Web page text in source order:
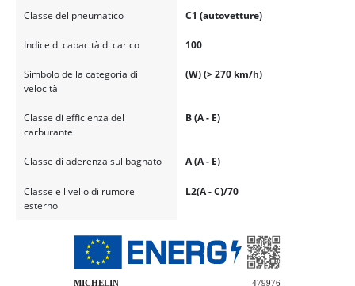
Classe del pneumatico C1 (autovetture)
Indice di capacità di carico 100
Simbolo della categoria di
velocità
(W) (> 270 km/h)
Classe di efficienza del
carburante
B (A - E)
Classe di aderenza sul bagnato A (A - E)
Classe e livello di rumore
esterno
L2(A - C)/70